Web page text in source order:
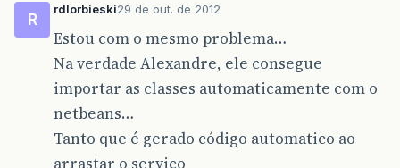
R
rdlorbieski29 de out. de 2012
Estou com o mesmo problema…
Na verdade Alexandre, ele consegue
importar as classes automaticamente com o
netbeans…
Tanto que é gerado código automatico ao
arrastar o serviço